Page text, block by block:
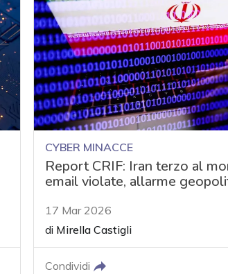
CYBER MINACCE
Report CRIF: Iran terzo al
email violate, allarme
17 Mar 2026
di Mirella Castigli
Condividi